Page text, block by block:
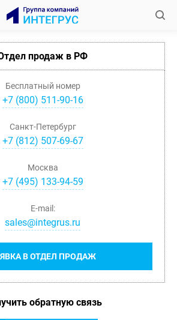
продаж в РФ
Бесплатный номер
+7 (800) 511-90-16
Санкт-Петербург
+7(812) 507-69-67
Москва
+7(495) 133-94-59
В ОТДЕЛ ПРОДАЖ
E-mail:
sales@integrus.ru
обратную связь